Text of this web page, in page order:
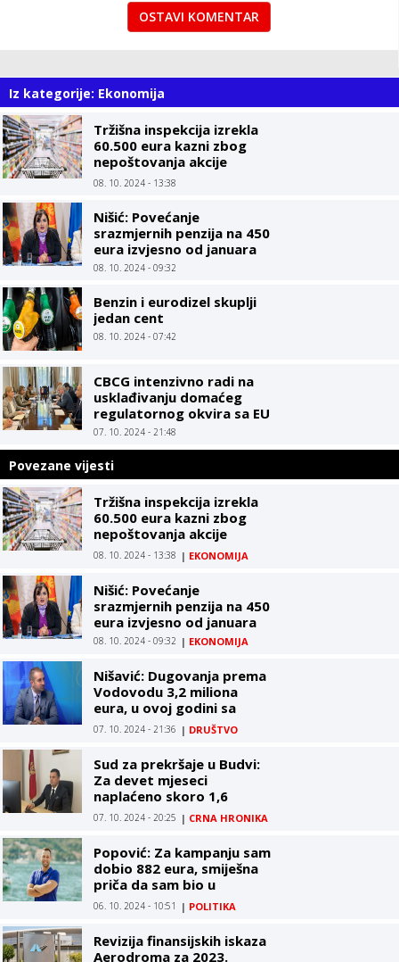
OSTAVI KOMENTAR
Iz kategorije: Ekonomija
Tržišna inspekcija izrekla
60.500 eura kazni zbog
nepoštovanja akcije
Limitirane cijene
08. 10. 2024 - 13:38
Nišić: Povećanje
srazmjernih penzija na 450
eura izvjesno od januara
08. 10. 2024 - 09:32
Benzin i eurodizel skuplji
jedan cent
08. 10. 2024 - 07:42
CBCG intenzivno radi na
usklađivanju domaćeg
regulatornog okvira sa EU
07. 10. 2024 - 21:48
Povezane vijesti
Tržišna inspekcija izrekla
60.500 eura kazni zbog
nepoštovanja akcije
Limitirane cijene
08. 10. 2024 - 13:38 | EKONOMIJA
Nišić: Povećanje
srazmjernih penzija na 450
eura izvjesno od januara
08. 10. 2024 - 09:32 | EKONOMIJA
Nišavić: Dugovanja prema
Vodovodu 3,2 miliona
eura, u ovoj godini sa
mreže isključeno 2.335
potrošača zbog
neplaćenih računa
07. 10. 2024 - 21:36 | DRUŠTVO
Sud za prekršaje u Budvi:
Za devet mjeseci
naplaćeno skoro 1,6
miliona eura kazni i
troškova postupka
07. 10. 2024 - 20:25 | CRNA HRONIKA
Popović: Za kampanju sam
dobio 882 eura, smiješna
priča da sam bio u
izbornoj trci zbog novca
06. 10. 2024 - 10:51 | POLITIKA
Revizija finansijskih iskaza
Aerodroma za 2023.